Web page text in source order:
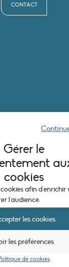
Gérer le
cookies
afin d'enrichir
l'audience.
les cookies
les préférences
Politique de cookies
CONTACT